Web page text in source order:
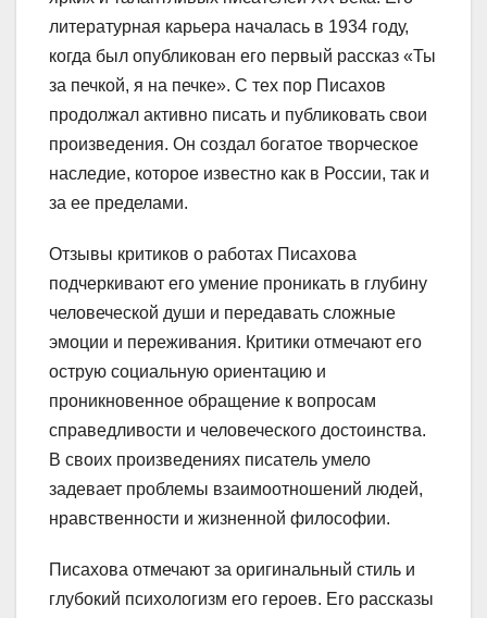
литературная карьера началась в 1934 году,
когда был опубликован его первый рассказ «Ты
за печкой, я на печке». С тех пор Писахов
продолжал активно писать и публиковать свои
произведения. Он создал богатое творческое
наследие, которое известно как в России, так и
за ее пределами.
Отзывы критиков о работах Писахова
подчеркивают его умение проникать в глубину
человеческой души и передавать сложные
эмоции и переживания. Критики отмечают его
острую социальную ориентацию и
проникновенное обращение к вопросам
справедливости и человеческого достоинства.
В своих произведениях писатель умело
задевает проблемы взаимоотношений людей,
нравственности и жизненной философии.
Писахова отмечают за оригинальный стиль и
глубокий психологизм его героев. Его рассказы